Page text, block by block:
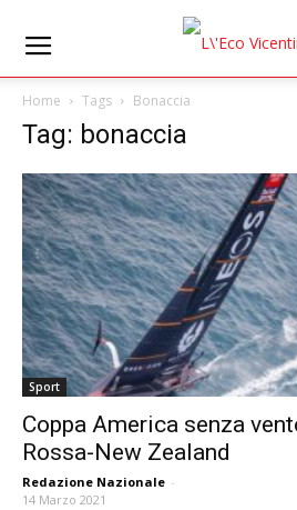
Home Tags Bonaccia
Tag: bonaccia
Sport
Coppa America senza
Rossa-New Zealand
Redazione Nazionale -
14 Marzo 2021